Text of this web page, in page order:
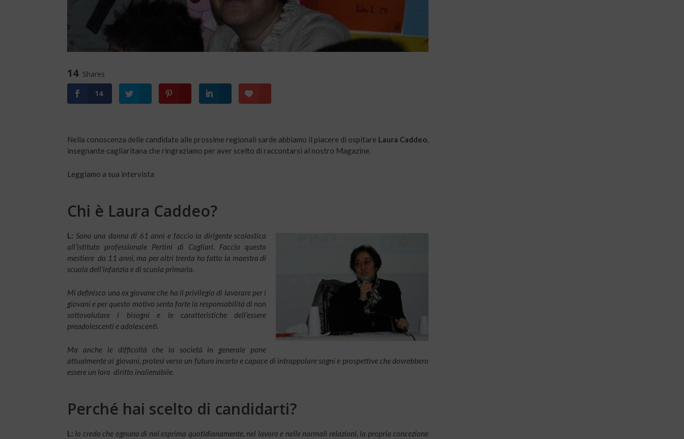
14 Shares
14
Nella conoscenza delle candidate alle prossime regionali sarde abbiamo il piacere di ospitare Laura Caddeo,
insegnante cagliaritana che ringraziamo per aver scelto di raccontarsi al nostro Magazine.
Leggiamo a sua intervista
Chi è Laura Caddeo?
L: Sono una donna di 61 anni e faccio la dirigente scolastica
all’istituto professionale Pertini di Cagliari. Faccio questo
mestiere da 11 anni, ma per altri trenta ho fatto la maestra di
scuola dell’infanzia e di scuola primaria.
Mi definisco una ex giovane che ha il privilegio di lavorare per i
giovani e per questo motivo sento forte la responsabilità di non
sottovalutare i bisogni e le caratteristiche dell’essere
preadolescenti e adolescenti.
Ma anche le difficoltà che la società in generale pone
attualmente ai giovani, protesi verso un futuro incerto e capace di intrappolare sogni e prospettive che dovrebbero
essere un loro diritto inalienabile.
Perché hai scelto di candidarti?
L: Io credo che ognuno di noi esprima quotidianamente, nel lavoro e nelle normali relazioni, la propria concezione